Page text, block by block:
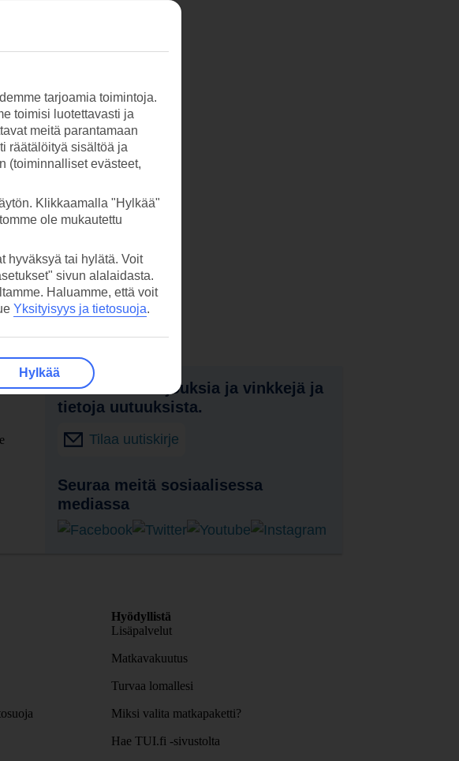
Vastaanota tarjouksia ja vinkkejä ja
tietoja uutuuksista.
Tilaa uutiskirje
Seuraa meitä sosiaalisessa
mediassa
Hyödyllistä
Lisäpalvelut
Matkavakuutus
Turvaa lomallesi
Miksi valita matkapaketti?
Hae TUI.fi -sivustolta
tarjoamia toimintoja.
toimisi luotettavasti ja
meitä parantamaan
räätälöityä sisältöä ja
(toiminnalliset evästeet,
Klikkaamalla "Hylkää"
ole mukautettu
hyväksyä tai hylätä. Voit
sivun alalaidasta.
Haluamme, että voit
Yksityisyys ja tietosuoja.
Hylkää